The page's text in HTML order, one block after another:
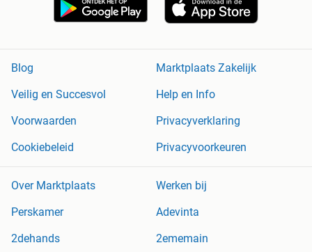
Blog
Marktplaats Zakelijk
Veilig en Succesvol
Help en Info
Voorwaarden
Privacyverklaring
Cookiebeleid
Privacyvoorkeuren
Over Marktplaats
Werken bij
Perskamer
Adevinta
2dehands
2ememain